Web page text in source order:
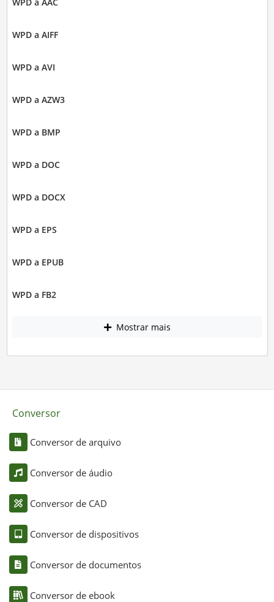
WPD a AAC
WPD a AIFF
WPD a AVI
WPD a AZW3
WPD a BMP
WPD a DOC
WPD a DOCX
WPD a EPS
WPD a EPUB
WPD a FB2
Mostrar mais
Conversor
Conversor de arquivo
Conversor de áudio
Conversor de CAD
Conversor de dispositivos
Conversor de documentos
Conversor de ebook